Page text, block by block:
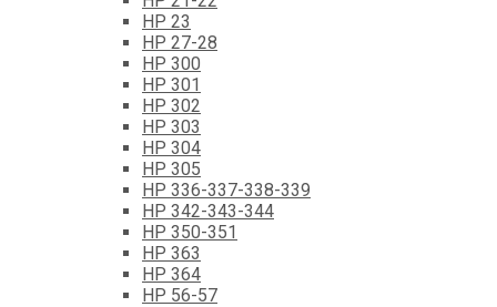
HP 23
HP 27-28
HP 300
HP 301
HP 302
HP 303
HP 304
HP 305
HP 336-337-338-339
HP 342-343-344
HP 350-351
HP 363
HP 364
HP 56-57